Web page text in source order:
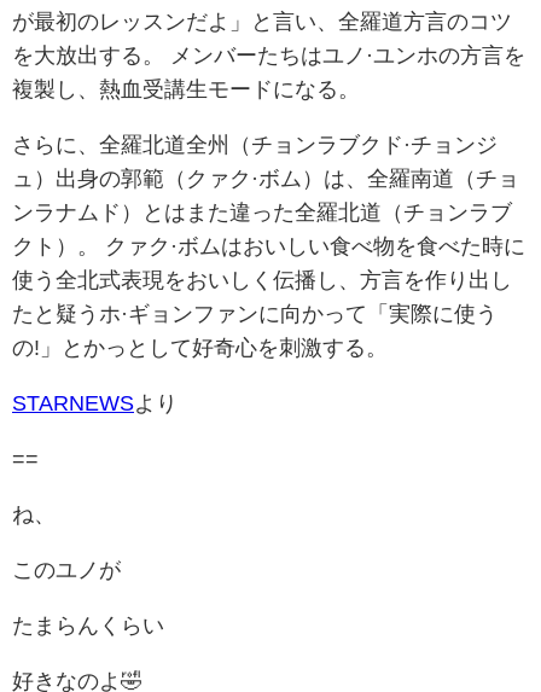
が最初のレッスンだよ」と言い、全羅道方言のコツ
を大放出する。 メンバーたちはユノ·ユンホの方言を
複製し、熱血受講生モードになる。
さらに、全羅北道全州（チョンラブクド·チョンジ
ュ）出身の郭範（クァク·ボム）は、全羅南道（チョ
ンラナムド）とはまた違った全羅北道（チョンラブ
クト）。 クァク·ボムはおいしい食べ物を食べた時に
使う全北式表現をおいしく伝播し、方言を作り出し
たと疑うホ·ギョンファンに向かって「実際に使う
の!」とかっとして好奇心を刺激する。
STARNEWSより
==
ね、
このユノが
たまらんくらい
好きなのよ🤣